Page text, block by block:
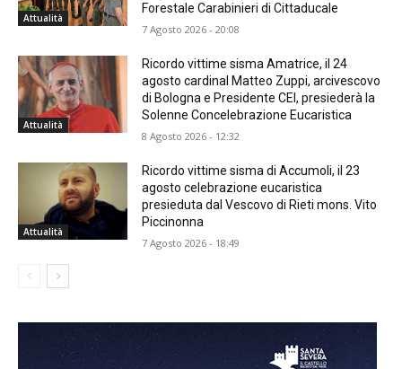
Attualità
Forestale Carabinieri di Cittaducale
7 Agosto 2026 - 20:08
Attualità
Ricordo vittime sisma Amatrice, il 24
agosto cardinal Matteo Zuppi, arcivescovo
di Bologna e Presidente CEI, presiederà la
Solenne Concelebrazione Eucaristica
8 Agosto 2026 - 12:32
Attualità
Ricordo vittime sisma di Accumoli, il 23
agosto celebrazione eucaristica
presieduta dal Vescovo di Rieti mons. Vito
Piccinonna
7 Agosto 2026 - 18:49